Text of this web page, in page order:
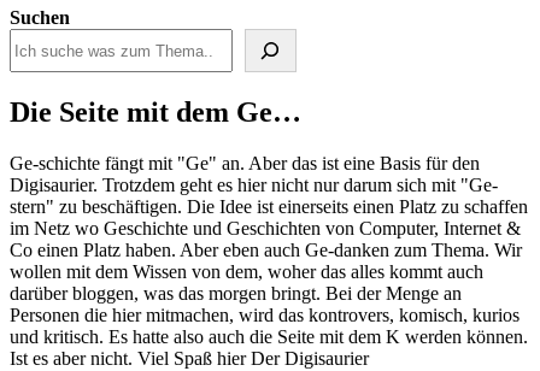
Suchen
Die Seite mit dem Ge…
Ge-schichte fängt mit "Ge" an. Aber das ist eine Basis für den
Digisaurier. Trotzdem geht es hier nicht nur darum sich mit "Ge-
stern" zu beschäftigen. Die Idee ist einerseits einen Platz zu schaffen
im Netz wo Geschichte und Geschichten von Computer, Internet &
Co einen Platz haben. Aber eben auch Ge-danken zum Thema. Wir
wollen mit dem Wissen von dem, woher das alles kommt auch
darüber bloggen, was das morgen bringt. Bei der Menge an
Personen die hier mitmachen, wird das kontrovers, komisch, kurios
und kritisch. Es hatte also auch die Seite mit dem K werden können.
Ist es aber nicht. Viel Spaß hier Der Digisaurier